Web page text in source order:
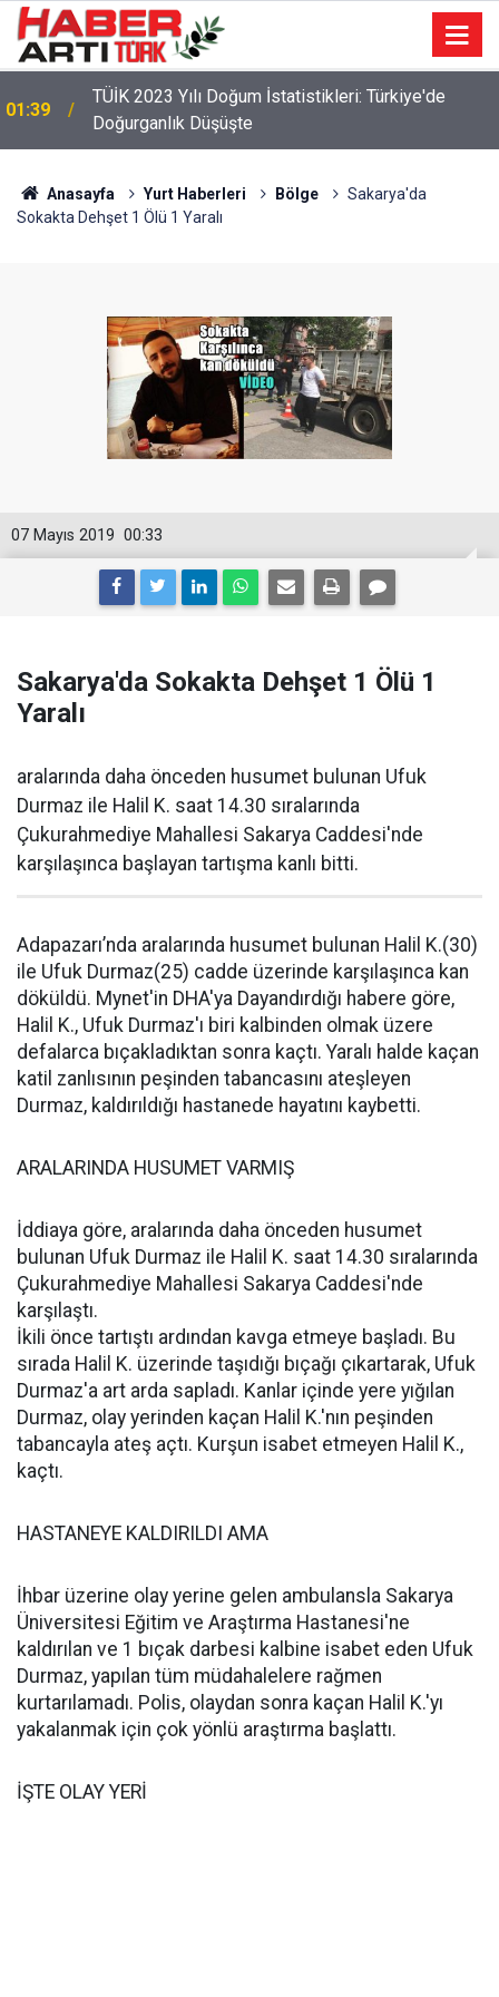
01:39
TÜİK 2023 Yılı Doğum İstatistikleri: Türkiye'de
Doğurganlık Düşüşte
Anasayfa Yurt Haberleri Bölge
Sakarya'da
Sokakta Dehşet 1 Ölü 1 Yaralı
00:33
07 Mayıs 2019
Sakarya'da Sokakta Dehşet 1 Ölü 1
Yaralı
aralarında daha önceden husumet bulunan Ufuk
Durmaz ile Halil K. saat 14.30 sıralarında
Çukurahmediye Mahallesi Sakarya Caddesi'nde
karşılaşınca başlayan tartışma kanlı bitti.
Adapazarı’nda aralarında husumet bulunan Halil K.(30)
ile Ufuk Durmaz(25) cadde üzerinde karşılaşınca kan
döküldü. Mynet'in DHA'ya Dayandırdığı habere göre,
Halil K., Ufuk Durmaz'ı biri kalbinden olmak üzere
defalarca bıçakladıktan sonra kaçtı. Yaralı halde kaçan
katil zanlısının peşinden tabancasını ateşleyen
Durmaz, kaldırıldığı hastanede hayatını kaybetti.
ARALARINDA HUSUMET VARMIŞ
İddiaya göre, aralarında daha önceden husumet
bulunan Ufuk Durmaz ile Halil K. saat 14.30 sıralarında
Çukurahmediye Mahallesi Sakarya Caddesi'nde
karşılaştı.
İkili önce tartıştı ardından kavga etmeye başladı. Bu
sırada Halil K. üzerinde taşıdığı bıçağı çıkartarak, Ufuk
Durmaz'a art arda sapladı. Kanlar içinde yere yığılan
Durmaz, olay yerinden kaçan Halil K.'nın peşinden
tabancayla ateş açtı. Kurşun isabet etmeyen Halil K.,
kaçtı.
HASTANEYE KALDIRILDI AMA
İhbar üzerine olay yerine gelen ambulansla Sakarya
Üniversitesi Eğitim ve Araştırma Hastanesi'ne
kaldırılan ve 1 bıçak darbesi kalbine isabet eden Ufuk
Durmaz, yapılan tüm müdahalelere rağmen
kurtarılamadı. Polis, olaydan sonra kaçan Halil K.'yı
yakalanmak için çok yönlü araştırma başlattı.
İŞTE OLAY YERİ